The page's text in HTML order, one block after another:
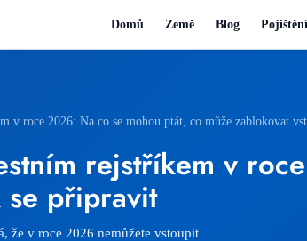
Domů Země Blog Pojištění
v roce 2026: Na co se mohou ptát, co může zablokovat
rejstříkem v
se připravit
že v roce 2026 nemůžete vstoupit